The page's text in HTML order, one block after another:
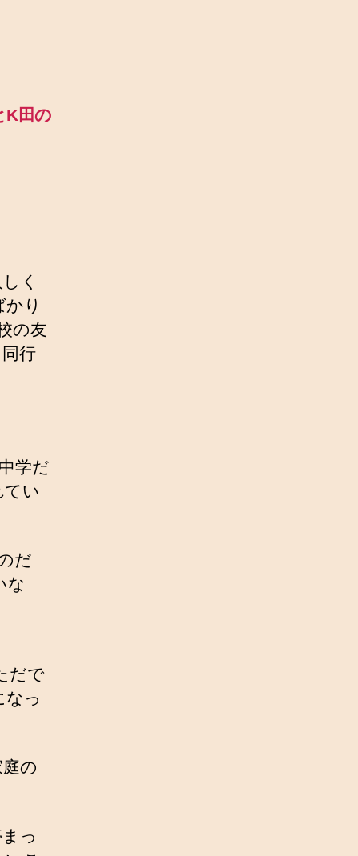
K田の
く
り
の友
行
学だ
てい
だ
な
だで
なっ
の
っ